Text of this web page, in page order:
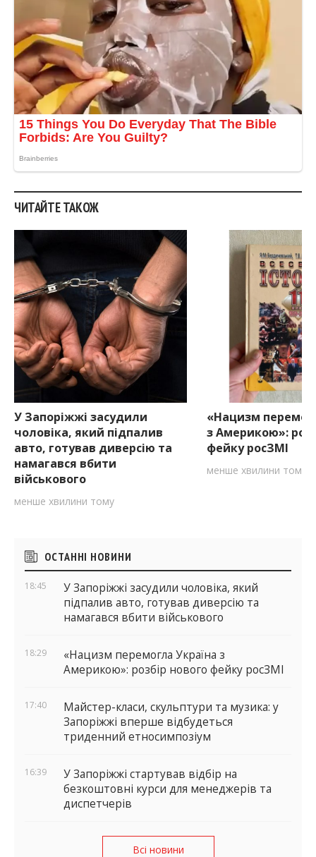
ЧИТАЙТЕ ТАКОЖ
У Запоріжжі засудили
чоловіка, який підпалив
авто, готував диверсію та
намагався вбити
військового
менше хвилини тому
«Нацизм
з Америкою»:
фейку росЗМІ
менше хвилини тому
Бічні
віджети
ОСТАННІ НОВИНИ
18:45
У Запоріжжі засудили чоловіка, який
підпалив авто, готував диверсію та
намагався вбити військового
18:29
«Нацизм перемогла Україна з
Америкою»: розбір нового фейку росЗМІ
17:40
Майстер-класи, скульптури та музика: у
Запоріжжі вперше відбудеться
триденний етносимпозіум
16:39
У Запоріжжі стартував відбір на
безкоштовні курси для менеджерів та
диспетчерів
Всі новини